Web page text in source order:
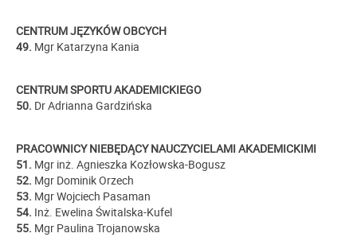
CENTRUM JĘZYKÓW OBCYCH
49. Mgr Katarzyna Kania
CENTRUM SPORTU AKADEMICKIEGO
50. Dr Adrianna Gardzińska
PRACOWNICY NIEBĘDĄCY NAUCZYCIELAMI AKADEMICKIMI
51. Mgr inż. Agnieszka Kozłowska-Bogusz
52. Mgr Dominik Orzech
53. Mgr Wojciech Pasaman
54. Inż. Ewelina Świtalska-Kufel
55. Mgr Paulina Trojanowska